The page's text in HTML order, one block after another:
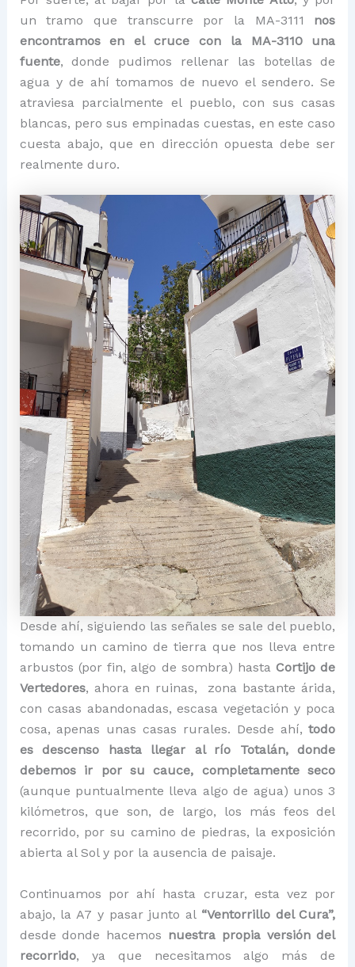
un tramo que transcurre por la MA-3111 nos
encontramos en el cruce con la MA-3110 una
fuente, donde pudimos rellenar las botellas de
agua y de ahí tomamos de nuevo el sendero. Se
atraviesa parcialmente el pueblo, con sus casas
blancas, pero sus empinadas cuestas, en este caso
cuesta abajo, que en dirección opuesta debe ser
realmente duro.
Desde ahí, siguiendo las señales se sale del pueblo,
tomando un camino de tierra que nos lleva entre
arbustos (por fin, algo de sombra) hastaCortijo de
Vertedores, ahora en ruinas, zona bastante árida,
con casas abandonadas, escasa vegetación y poca
cosa, apenas unas casas rurales. Desde ahí,todo
es descenso hasta llegar al río Totalán, donde
debemos ir por su cauce, completamente seco
(aunque puntualmente lleva algo de agua) unos 3
kilómetros, que son, de largo, los más feos del
recorrido, por su camino de piedras, la exposición
abierta al Sol y por la ausencia de paisaje.
Continuamos por ahí hasta cruzar, esta vez por
abajo, la A7 y pasar junto al “Ventorrillo del Cura”,
desde donde hacemos nuestra propia versión del
recorrido, ya que necesitamos algo más de